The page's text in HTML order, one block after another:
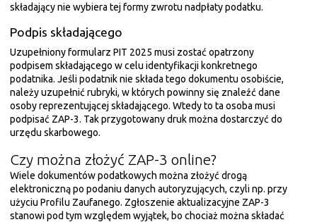
składający nie wybiera tej formy zwrotu nadpłaty podatku.
Podpis składającego
Uzupełniony formularz PIT 2025 musi zostać opatrzony
podpisem składającego w celu identyfikacji konkretnego
podatnika. Jeśli podatnik nie składa tego dokumentu osobiście,
należy uzupełnić rubryki, w których powinny się znaleźć dane
osoby reprezentującej składającego. Wtedy to ta osoba musi
podpisać ZAP-3. Tak przygotowany druk można dostarczyć do
urzędu skarbowego.
Czy można złożyć ZAP-3 online?
Wiele dokumentów podatkowych można złożyć drogą
elektroniczną po podaniu danych autoryzujących, czyli np. przy
użyciu Profilu Zaufanego. Zgłoszenie aktualizacyjne ZAP-3
stanowi pod tym względem wyjątek, bo chociaż można składać